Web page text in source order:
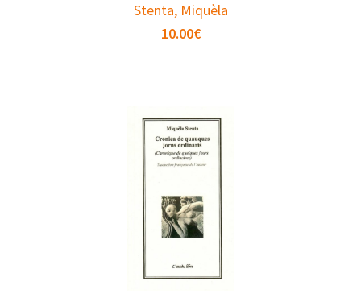
Stenta, Miquèla
10.00€